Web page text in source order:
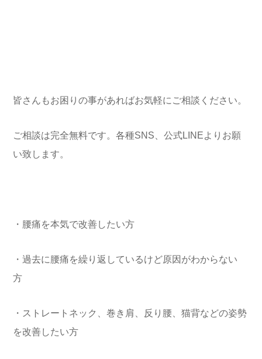
皆さんもお困りの事があればお気軽にご相談ください。
ご相談は完全無料です。各種SNS、公式LINEよりお願
い致します。
・腰痛を本気で改善したい方
・過去に腰痛を繰り返しているけど原因がわからない
方
・ストレートネック、巻き肩、反り腰、猫背などの姿勢
を改善したい方